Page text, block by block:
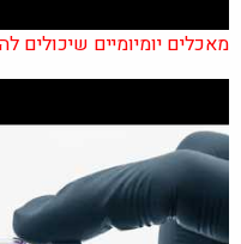
מאכלים יומיומיים שיכולים